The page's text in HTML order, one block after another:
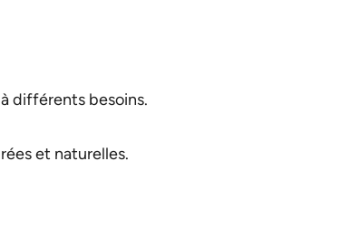
différents besoins.
et naturelles.